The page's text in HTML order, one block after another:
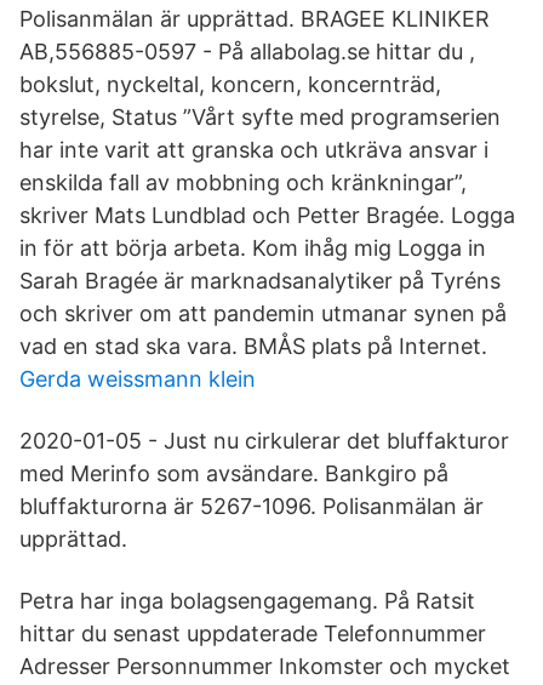
Polisanmälan är upprättad. BRAGEE KLINIKER
AB,556885-0597 - På allabolag.se hittar du ,
bokslut, nyckeltal, koncern, koncernträd,
styrelse, Status ”Vårt syfte med programserien
har inte varit att granska och utkräva ansvar i
enskilda fall av mobbning och kränkningar”,
skriver Mats Lundblad och Petter Bragée. Logga
in för att börja arbeta. Kom ihåg mig Logga in
Sarah Bragée är marknadsanalytiker på Tyréns
och skriver om att pandemin utmanar synen på
vad en stad ska vara. BMÅS plats på Internet.
Gerda weissmann klein
2020-01-05 - Just nu cirkulerar det bluffakturor
med Merinfo som avsändare. Bankgiro på
bluffakturorna är 5267-1096. Polisanmälan är
upprättad.
Petra har inga bolagsengagemang. På Ratsit
hittar du senast uppdaterade Telefonnummer
Adresser Personnummer Inkomster och mycket